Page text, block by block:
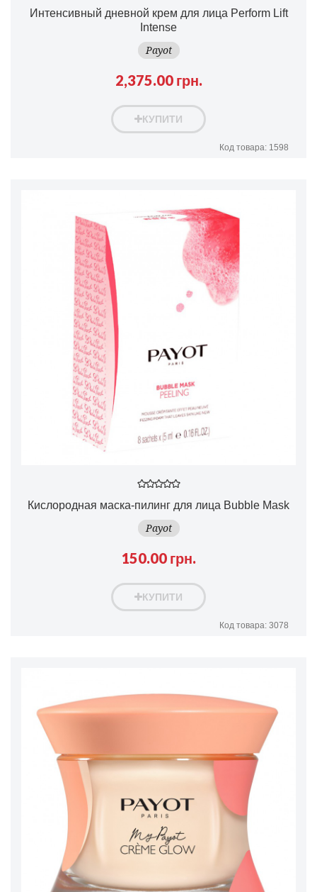
Интенсивный дневной крем для лица Perform Lift
Intense
Payot
2,375.00 грн.
КУПИТИ
Код товара: 1598
Кислородная маска-пилинг для лица Bubble Mask
Payot
150.00 грн.
КУПИТИ
Код товара: 3078